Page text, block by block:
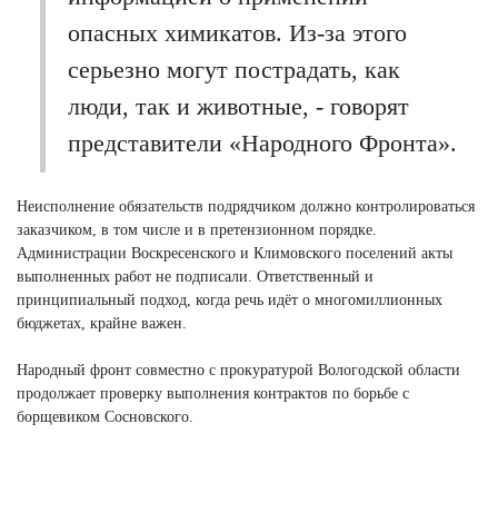
опасных химикатов. Из-за этого
серьезно могут пострадать, как
люди, так и животные, - говорят
представители «Народного Фронта».
Неисполнение обязательств подрядчиком должно контролироваться
заказчиком, в том числе и в претензионном порядке.
Администрации Воскресенского и Климовского поселений акты
выполненных работ не подписали. Ответственный и
принципиальный подход, когда речь идёт о многомиллионных
бюджетах, крайне важен.
Народный фронт совместно с прокуратурой Вологодской области
продолжает проверку выполнения контрактов по борьбе с
борщевиком Сосновского.